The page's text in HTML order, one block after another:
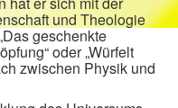
und Theologie
geschenkte
oder „Würfelt
zwischen Physik und